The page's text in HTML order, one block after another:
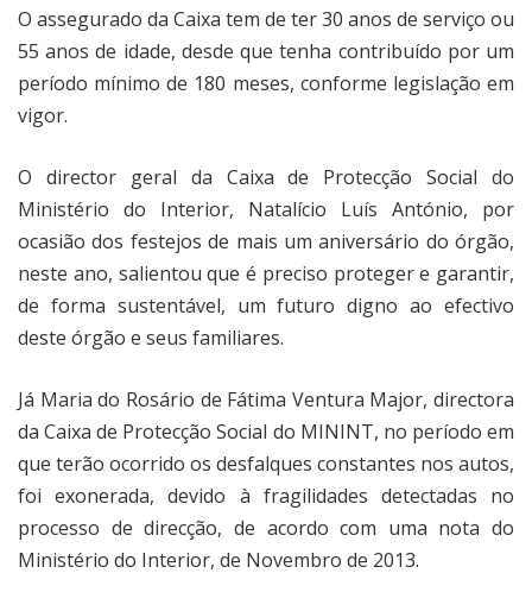
O assegurado da Caixa tem de ter 30 anos de serviço ou
55 anos de idade, desde que tenha contribuído por um
período mínimo de 180 meses, conforme legislação em
vigor.
O director geral da Caixa de Protecção Social do
Ministério do Interior, Natalício Luís António, por
ocasião dos festejos de mais um aniversário do órgão,
neste ano, salientou que é preciso proteger e garantir,
de forma sustentável, um futuro digno ao efectivo
deste órgão e seus familiares.
Já Maria do Rosário de Fátima Ventura Major, directora
da Caixa de Protecção Social do MININT, no período em
que terão ocorrido os desfalques constantes nos autos,
foi exonerada, devido à fragilidades detectadas no
processo de direcção, de acordo com uma nota do
Ministério do Interior, de Novembro de 2013.